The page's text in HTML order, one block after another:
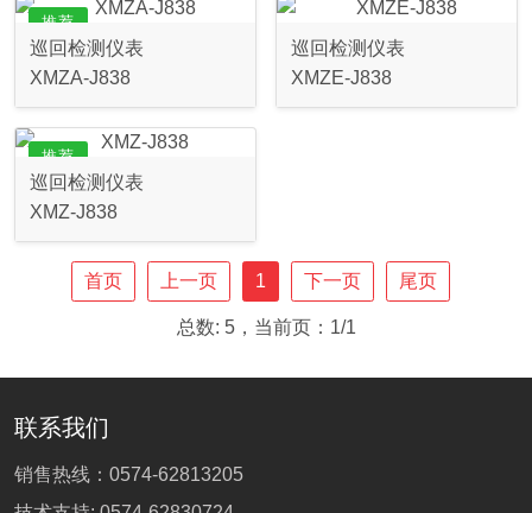
推荐
巡回检测仪表
XMZA-J838
巡回检测仪表
XMZE-J838
推荐
巡回检测仪表
XMZ-J838
首页 上一页 1 下一页 尾页
总数: 5，当前页：1/1
联系我们
销售热线： 0574-62813205